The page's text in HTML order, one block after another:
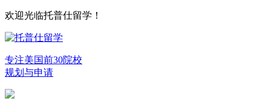
欢迎光临托普仕留学！
专注美国前30院校
规划与申请